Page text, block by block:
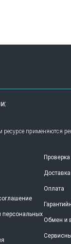
применяются
персональных
Проверка
Доставка
Оплата
Обмен и